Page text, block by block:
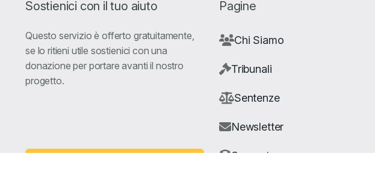
Sostienici con il tuo aiuto
Questo servizio è offerto gratuitamente,
se lo ritieni utile sostienici con una
donazione per portare avanti il nostro
progetto.
Pagine
Chi Siamo
Tribunali
Sentenze
Newsletter
Supporto